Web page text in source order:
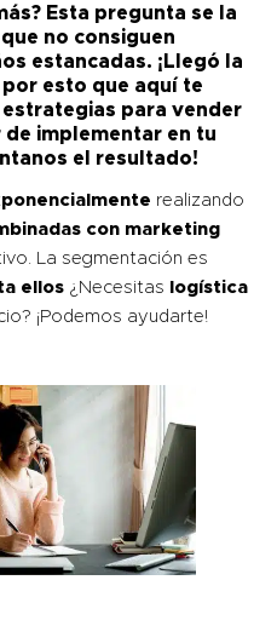
Esta pregunta se la
no consiguen
estancadas. ¡Llegó la
por esto que aquí te
para vender
de implementar en tu
el resultado!
realizando
con marketing
La segmentación es
ellos ¿Necesitas
logística
¡Podemos ayudarte!